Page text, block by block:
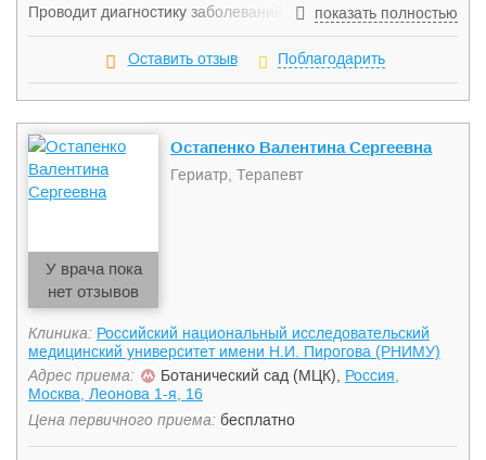
Проводит диагностику заболеваний дыхательной системы,
лечение больных кардиологического профиля, диагностику
и лечение заболеваний органов пищеварения, лечение
показать полностью
Оставить отзыв Поблагодарить
У врача пока
нет отзывов
Остапенко Валентина Сергеевна
Гериатр, Терапевт
Клиника: Российский национальный исследовательский
медицинский университет имени Н.И. Пирогова (РНИМУ)
Адрес приема:
Ботанический сад (МЦК), Россия,
Москва, Леонова 1-я, 16
Цена первичного приема: бесплатно